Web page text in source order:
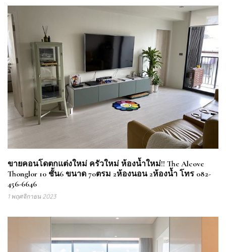
ขายคอนโดตกแต่งใหม่ ครัวใหม่ ห้องน้ำใหม่!! The Alcove
Thonglor 10 ชั้น6 ขนาด 70ตรม 2ห้องนอน 2ห้องน้ำ โทร 082-
456-6646
1 พฤศจิกายน 2023